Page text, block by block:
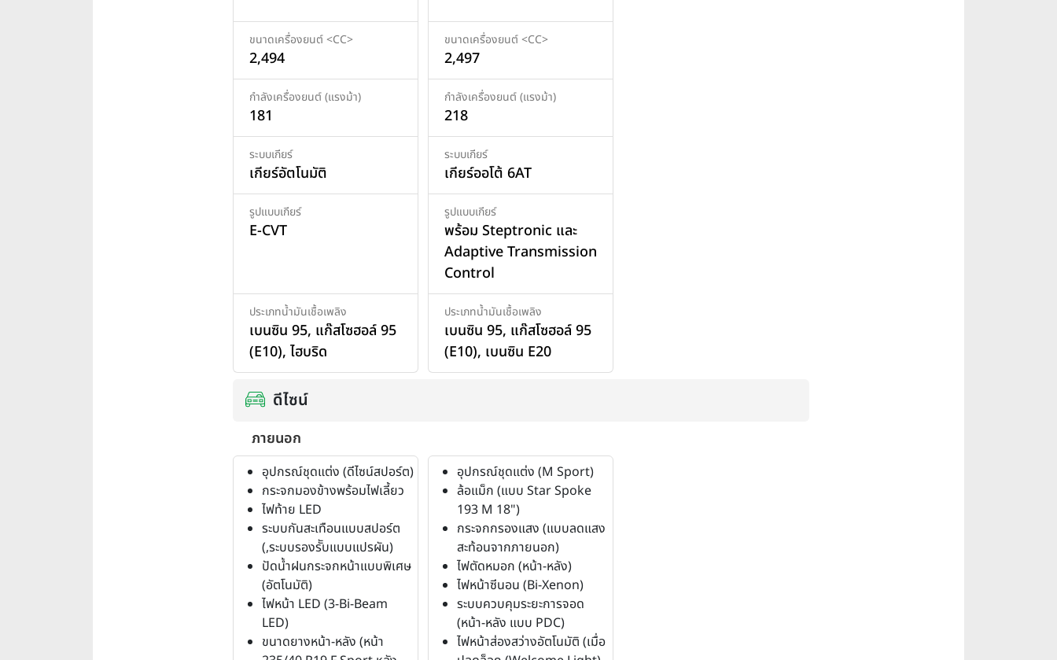
ขนาดเครื่องยนต์ <CC>
2,494
กำลังเครื่องยนต์ (แรงม้า)
181
ระบบเกียร์
เกียร์อัตโนมัติ
รูปแบบเกียร์
E-CVT
ประเภทน้ำมันเชื้อเพลิง
เบนซิน 95, แก๊สโซฮอล์ 95
(E10), ไฮบริด
ขนาดเครื่องยนต์ <CC>
2,497
กำลังเครื่องยนต์ (แรงม้า)
218
ระบบเกียร์
เกียร์ออโต้ 6AT
รูปแบบเกียร์
พร้อม Steptronic และ
Adaptive Transmission
Control
ประเภทน้ำมันเชื้อเพลิง
เบนซิน 95, แก๊สโซฮอล์ 95
(E10), เบนซิน E20
ดีไซน์
ภายนอก
อุปกรณ์ชุดแต่ง (ดีไซน์สปอร์ต)
กระจกมองข้างพร้อมไฟเลี้ยว
ไฟท้าย LED
ระบบกันสะเทือนแบบสปอร์ต
(,ระบบรองรัับแบบแปรผัน)
ปัดน้ำฝนกระจกหน้าแบบพิเศษ
(อัตโนมัติ)
ไฟหน้า LED (3-Bi-Beam
LED)
ขนาดยางหน้า-หลัง (หน้า
อุปกรณ์ชุดแต่ง (M Sport)
ล้อแม็ก (แบบ Star Spoke
193 M 18")
กระจกกรองแสง (แบบลดแสง
สะท้อนจากภายนอก)
ไฟตัดหมอก (หน้า-หลัง)
ไฟหน้าซีนอน (Bi-Xenon)
ระบบควบคุมระยะการจอด
(หน้า-หลัง แบบ PDC)
ไฟหน้าส่องสว่างอัตโนมัติ (เมื่อ